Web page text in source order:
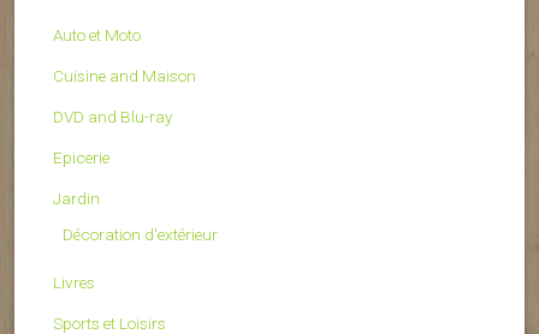
Auto et Moto
Cuisine and Maison
DVD and Blu-ray
Epicerie
Jardin
Décoration d'extérieur
Livres
Sports et Loisirs